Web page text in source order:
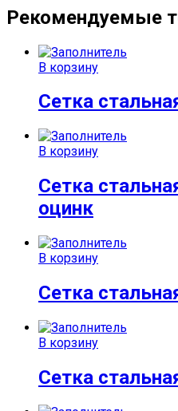
Рекомендуемые
В корзину
Сетка
В корзину
Сетка
оцинк
В корзину
Сетка
В корзину
Сетка